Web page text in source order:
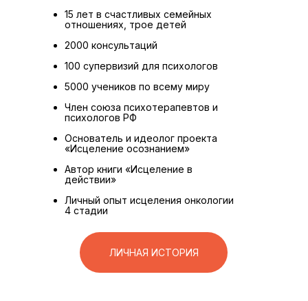
15 лет в счастливых семейных
отношениях, трое детей
2000 консультаций
100 супервизий для психологов
5000 учеников по всему миру
Член союза психотерапевтов и
психологов РФ
Основатель и идеолог проекта
«Исцеление осознанием»
Автор книги «Исцеление в
действии»
Личный опыт исцеления онкологии
4 стадии
ЛИЧНАЯ ИСТОРИЯ